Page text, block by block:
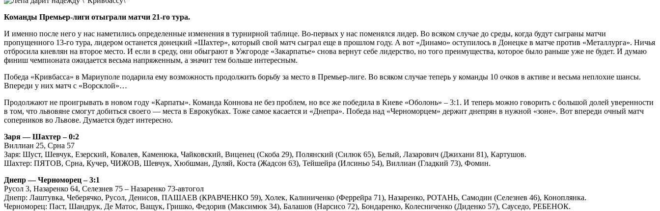
Команды Премьер-лиги отыграли матчи 21-го тура.
И именно после него у нас наметились определенные изменения в турнирной таблице. Во-первых у нас поменялся лидер. Во всяком случае до среды, когда будут сыграны матчи
пропущенного 13-го тура, лидером останется донецкий «Шахтер», который свой матч сыграл еще в прошлом году. А вот «Динамо» оступилось в Донецке в матче против «Металлурга». Ничья
отбросила киевлян на второе место. И если в среду, они обыграют в Ужгороде «Закарпатье» снова вернут себе лидерство, но того преимущества, которое было раньше уже не будет. И думаю
финиш чемпионата ожидается весьма напряженным, а значит тем больше интересным.
Победа «Кривбасса» в Мариуполе подарила ему возможность продолжить борьбу за место в Премьер-лиге. Во всяком случае теперь у команды 10 очков в активе и весьма неплохие шансы.
Впереди у них матч с «Ворсклой»…
Продолжают не проигрывать в новом году «Карпаты». Команда Коннова не без проблем, но все же победила в Киеве «Оболонь» – 3:1. И теперь можно говорить с большой долей уверенности
в том, что львовяне смогут добиться своего ― места в Еврокубках. Тоже самое касается и «Днепра». Победа над «Черноморцем» держит днепрян в нужной «зоне». Вот впереди очный матч
соперников во Львове. Думается будет интересно.
Заря ― Шахтер – 0:2
Виллиан 25, Срна 57
Заря: Шуст, Шевчук, Езерский, Ковалев, Каменюка, Чайковский, Виценец (Скоба 29), Полянский (Силюк 65), Белый, Лазарович (Джихани 81), Картушов.
Шахтер: ПЯТОВ, Срна, Кучер, ЧИЖОВ, Шевчук, Хюбшман, Дуляй, Коста (Жадсон 63), Тейшейра (Илсиньо 54), Виллиан (Гладкий 73), Фомин.
Днепр ― Черноморец – 3:1
Русол 3, Назаренко 64, Селезнев 75 – Назаренко 73-автогол
Днепр: Лаштувка, Чеберячко, Русол, Денисов, ПАШАЕВ (КРАВЧЕНКО 59), Холек, Калиниченко (Феррейра 71), Назаренко, РОТАНЬ, Самодин (Селезнев 46), Коноплянка.
Черноморец: Паст, Шандрук, Де Матос, Ващук, Гришко, Федорив (Максимюк 34), Балашов (Нарсисо 72), Бондаренко, Колесниченко (Диденко 57), Сауседо, РЕБЕНОК.